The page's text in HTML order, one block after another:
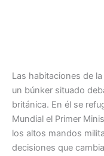
Las habitaciones de
un búnker situado
británica. En él se
Mundial el Primer
los altos mandos
decisiones que